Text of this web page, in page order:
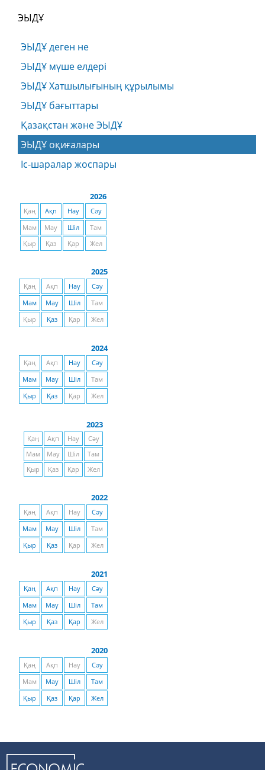
ЭЫДҰ
ЭЫДҰ деген не
ЭЫДҰ мүше елдері
ЭЫДҰ Хатшылығының құрылымы
ЭЫДҰ бағыттары
Қазақстан және ЭЫДҰ
ЭЫДҰ оқиғалары
Іс-шаралар жоспары
2026
Қаң Ақп Нау
Сәу
Мам
Мау Шіл
Там
Қыр
Қаз Қар Жел
2025
Қаң Ақп Нау
Сәу
Мам
Мау Шіл
Там
Қыр
Қаз Қар Жел
2024
Қаң Ақп Нау
Сәу
Мам
Мау Шіл
Там
Қыр
Қаз Қар Жел
2023
Қаң Ақп Нау
Сәу
Мам
Мау Шіл
Там
Қыр
Қаз Қар Жел
2022
Қаң Ақп Нау
Сәу
Мам
Мау Шіл
Там
Қыр
Қаз Қар Жел
2021
Қаң Ақп Нау
Сәу
Мам
Мау Шіл
Там
Қыр
Қаз Қар Жел
2020
Қаң Ақп Нау
Сәу
Мам
Мау Шіл
Там
Қыр
Қаз Қар Жел